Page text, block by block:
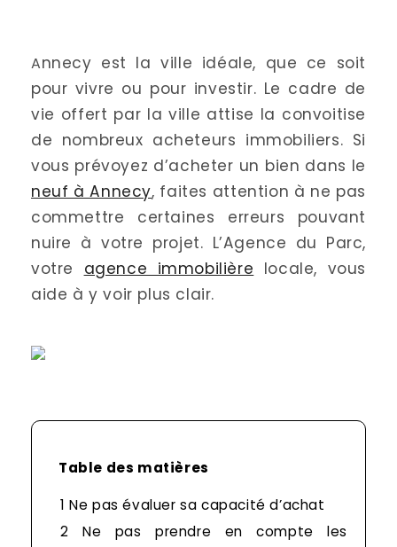
Annecy est la ville idéale, que ce soit
pour vivre ou pour investir. Le cadre de
vie offert par la ville attise la convoitise
de nombreux acheteurs immobiliers. Si
vous prévoyez d’acheter un bien dans le
neuf à Annecy, faites attention à ne pas
commettre certaines erreurs pouvant
nuire à votre projet. L’Agence du Parc,
votre agence immobilière locale, vous
aide à y voir plus clair.
Table des matières
1 Ne pas évaluer sa capacité d’achat
2 Ne pas prendre en compte les